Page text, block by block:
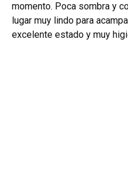
momento. Poca sombra y
lugar muy lindo para
excelente estado y muy